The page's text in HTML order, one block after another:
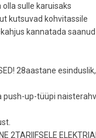
sulle karuisaks
kutsuvad kohvitassile
kannatada
28aastane
push-up-tüüpi
2TARIIFSELE